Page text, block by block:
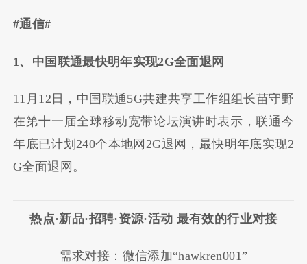
#通信#
1、中国联通最快明年实现2G全面退网
11月12日，中国联通5G共建共享工作组组长苗守野
在第十一届全球移动宽带论坛演讲时表示，联通今
年底已计划240个本地网2G退网，最快明年底实现2
G全面退网。
热点·新品·招聘·资源·活动 最有效的行业对接
需求对接：微信添加“hawkren001”